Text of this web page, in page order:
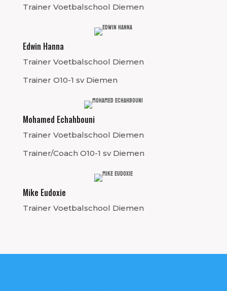
Trainer Voetbalschool Diemen
Edwin Hanna
Trainer Voetbalschool Diemen
Trainer O10-1 sv Diemen
Mohamed Echahbouni
Trainer Voetbalschool Diemen
Trainer/Coach O10-1 sv Diemen
Mike Eudoxie
Trainer Voetbalschool Diemen